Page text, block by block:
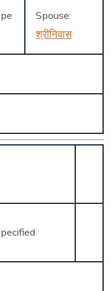
Spouse:
श्रीनिवास